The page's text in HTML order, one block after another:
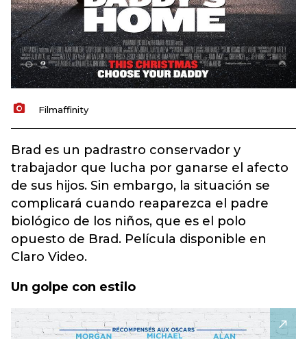
Filmaffinity
Brad es un padrastro conservador y
trabajador que lucha por ganarse el afecto
de sus hijos. Sin embargo, la situación se
complicará cuando reaparezca el padre
biológico de los niños, que es el polo
opuesto de Brad. Película disponible en
Claro Video.
Un golpe con estilo